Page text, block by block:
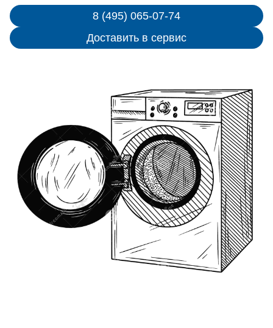
8 (495) 065-07-74
Доставить в сервис